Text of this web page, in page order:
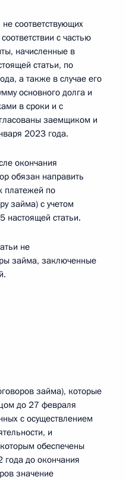
соответствующих
с частью
начисленные в
статьи, по
а также в случае его
основного долга и
в сроки и с
заемщиком и
2023 года.
окончания
обязан направить
платежей по
займа) с учетом
настоящей статьи.
не
займа, заключенные
займа), которые
до 27 февраля
с осуществлением
и
обеспечены
до окончания
значение